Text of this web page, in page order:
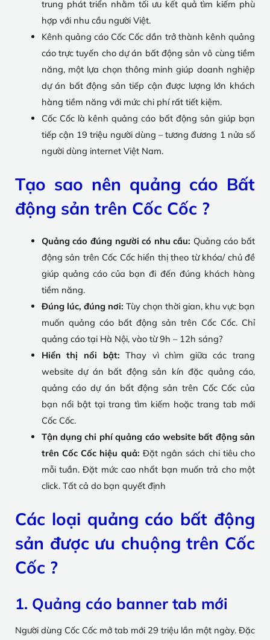
trung phát triển nhằm tối ưu kết quả tìm kiếm phù
hợp với nhu cầu người Việt.
Kênh quảng cáo Cốc Cốc dần trở thành kênh quảng
cáo trực tuyến cho dự án bất động sản vô cùng tiềm
năng, một lựa chọn thông minh giúp doanh nghiệp
dự án bất động sản tiếp cận được lượng lớn khách
hàng tiềm năng với mức chi phí rất tiết kiệm.
Cốc Cốc là kênh quảng cáo bất động sản giúp bạn
tiếp cận 19 triệu người dùng – tương đương 1 nửa số
người dùng internet Việt Nam.
Tạo sao nên quảng cáo Bất
động sản trên Cốc Cốc ?
Quảng cáo đúng người có nhu cầu: Quảng cáo bất
động sản trên Cốc Cốc hiển thị theo từ khóa/ chủ đề
giúp quảng cáo của bạn đi đến đúng khách hàng
tiềm năng.
Đúng lúc, đúng nơi: Tùy chọn thời gian, khu vực bạn
muốn quảng cáo bất động sản trên Cốc Cốc. Chỉ
quảng cáo tại Hà Nội, vào từ 9h – 12h sáng?
Hiển thị nổi bật: Thay vì chìm giữa các trang
website dự án bất động sản kín đặc quảng cáo,
quảng cáo dự án bất động sản trên Cốc Cốc của
bạn nổi bật tại trang tìm kiếm hoặc trang tab mới
Cốc Cốc.
Tận dụng chi phí quảng cáo website bất động sản
trên Cốc Cốc hiệu quả: Đặt ngân sách chi tiêu cho
mỗi tuần. Đặt mức cao nhất bạn muốn trả cho một
click. Tất cả do bạn quyết định
Các loại quảng cáo bất động
sản được ưu chuộng trên Cốc
Cốc ?
1. Quảng cáo banner tab mới
Người dùng Cốc Cốc mở tab mới 29 triệu lần một ngày. Đặc